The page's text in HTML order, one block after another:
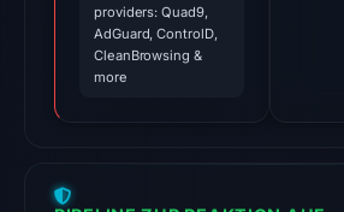
returned
providers: Quad9,
AdGuard, ControlD,
CleanBrowsing &
more